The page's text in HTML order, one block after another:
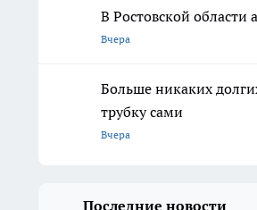
В Ростовской области
Вчера
Больше никаких
трубку сами
Вчера
Последние новости